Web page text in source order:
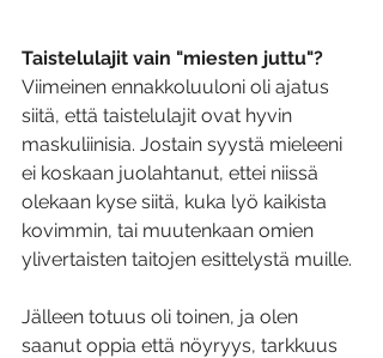
Taistelulajit vain "miesten juttu"?
Viimeinen ennakkoluuloni oli ajatus
siitä, että taistelulajit ovat hyvin
maskuliinisia. Jostain syystä mieleeni
ei koskaan juolahtanut, ettei niissä
olekaan kyse siitä, kuka lyö kaikista
kovimmin, tai muutenkaan omien
ylivertaisten taitojen esittelystä muille.
Jälleen totuus oli toinen, ja olen
saanut oppia että nöyryys, tarkkuus